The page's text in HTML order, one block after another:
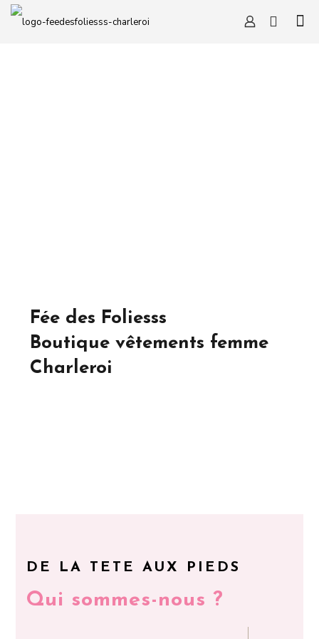
Fée des Foliesss
Boutique vêtements femme
Charleroi
DE LA TETE AUX PIEDS
Qui sommes-nous ?